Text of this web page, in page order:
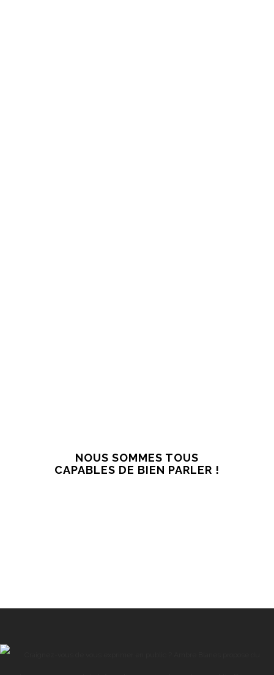
NOUS SOMMES TOUS
CAPABLES DE BIEN PARLER !